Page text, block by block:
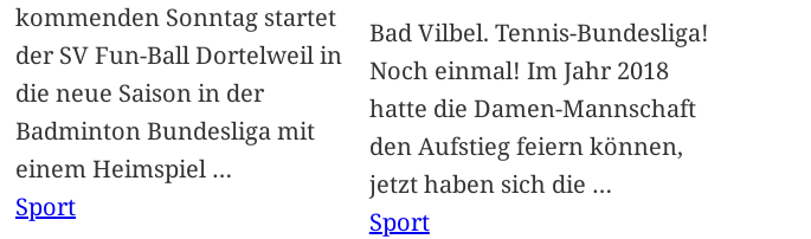
kommenden Sonntag startet
der SV Fun-Ball Dortelweil in
die neue Saison in der
Badminton Bundesliga mit
einem Heimspiel …
Sport
Bad Vilbel. Tennis-Bundesliga!
Noch einmal! Im Jahr 2018
hatte die Damen-Mannschaft
den Aufstieg feiern können,
jetzt haben sich die …
Sport